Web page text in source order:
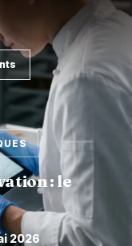
: le
2026